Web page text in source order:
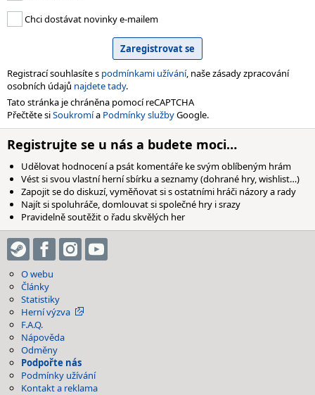
Chci dostávat novinky e-mailem
Registrací souhlasíte s podmínkami užívání, naše zásady zpracování
osobních údajů najdete tady.
Tato stránka je chráněna pomocí reCAPTCHA
Přečtěte siSoukromía Podmínky službyGoogle.
Registrujte se u nás a budete moci…
Udělovat hodnocení a psát komentáře ke svým oblíbeným hrám
Vést si svou vlastní herní sbírku a seznamy (dohrané hry, wishlist…)
Zapojit se do diskuzí, vyměňovat si s ostatními hráči názory a rady
Najít si spoluhráče, domlouvat si společné hry i srazy
Pravidelně soutěžit o řadu skvělých her
O webu
Články
Statistiky
Herní výzva
F.A.Q.
Nápověda
Odměny
Podpořte nás
Podmínky užívání
Kontakt a reklama